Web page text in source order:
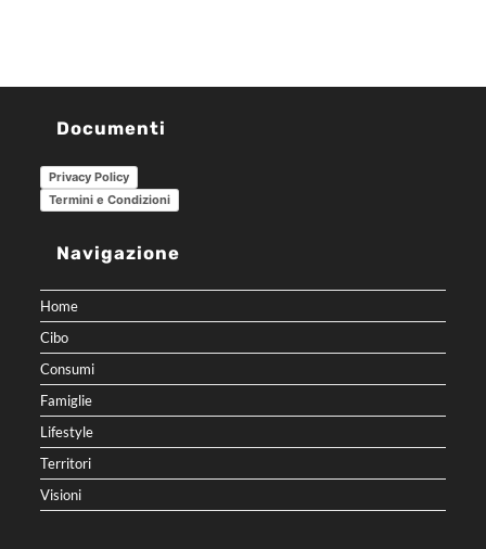
Documenti
Privacy Policy
Termini e Condizioni
Navigazione
Home
Cibo
Consumi
Famiglie
Lifestyle
Territori
Visioni